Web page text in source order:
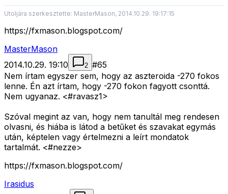
Utoljára szerkesztette: MasterMason, 2014.10.29. 19:17:15
https://fxmason.blogspot.com/
MasterMason
2014.10.29. 19:10
2 #65
Nem írtam egyszer sem, hogy az aszteroida -270 fokos
lenne. Én azt írtam, hogy -270 fokon fagyott csonttá.
Nem ugyanaz. <#ravasz1>
Szóval megint az van, hogy nem tanultál meg rendesen
olvasni, és hiába is látod a betűket és szavakat egymás
után, képtelen vagy értelmezni a leírt mondatok
tartalmát. <#nezze>
https://fxmason.blogspot.com/
Irasidus